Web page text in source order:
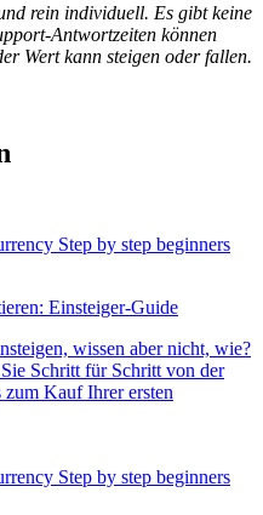
rein individuell. Es gibt keine
Antwortzeiten können
Wert kann steigen oder fallen.
Einsteiger-Guide
wissen aber nicht, wie?
Schritt für Schritt von der
Kauf Ihrer ersten